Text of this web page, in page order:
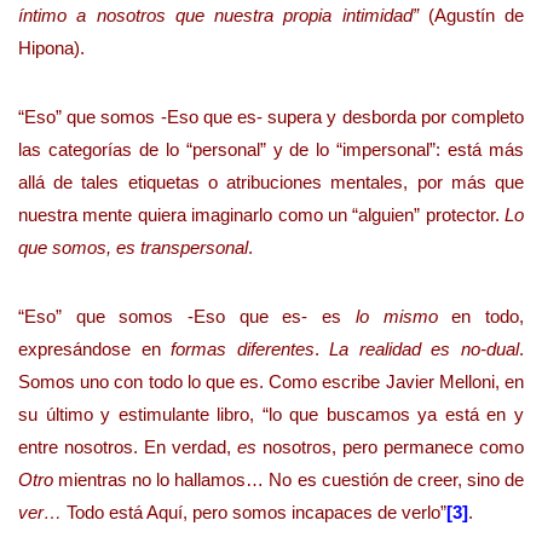
íntimo a nosotros que nuestra propia intimidad” (Agustín de
Hipona).
“Eso” que somos -Eso que es- supera y desborda por completo
las categorías de lo “personal” y de lo “impersonal”: está más
allá de tales etiquetas o atribuciones mentales, por más que
nuestra mente quiera imaginarlo como un “alguien” protector. Lo
que somos, es transpersonal.
“Eso” que somos -Eso que es- es lo mismoen todo,
expresándose enformas diferentes.La realidad es no-dual.
Somos uno con todo lo que es. Como escribe Javier Melloni, en
su último y estimulante libro, “lo que buscamos ya está en y
entre nosotros. En verdad, es nosotros, pero permanece como
Otro mientras no lo hallamos… No es cuestión de creer, sino de
ver… Todo está Aquí, pero somos incapaces de verlo”[3].